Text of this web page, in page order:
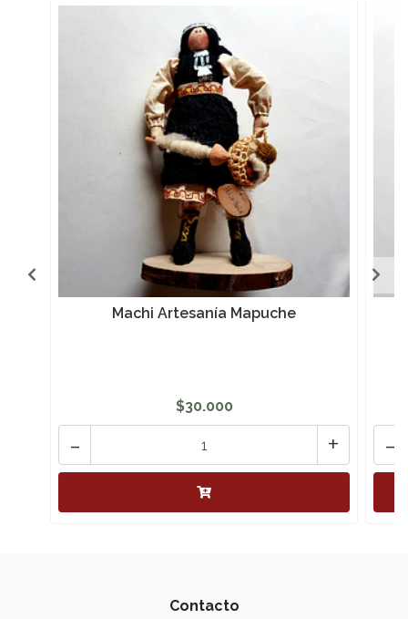
Machi Artesanía Mapuche
$30.000
+
- -
Contacto